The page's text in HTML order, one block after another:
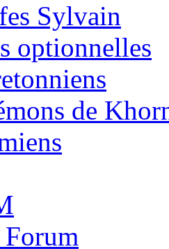
Sylvain
optionnelles
de
Forum